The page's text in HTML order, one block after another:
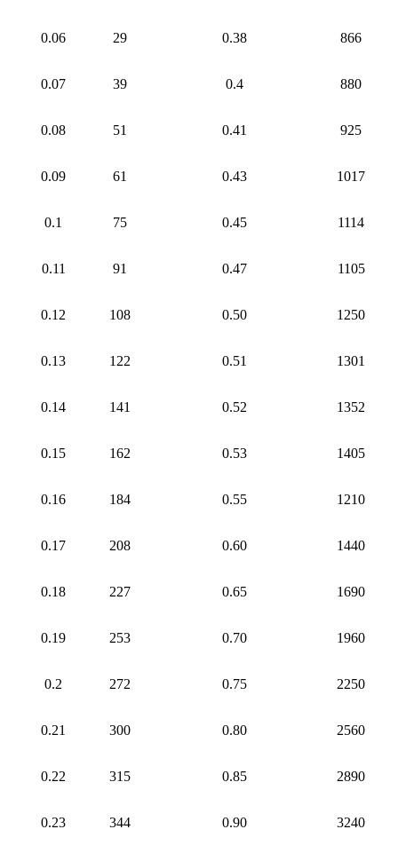
0.06 29 0.38 866
0.07 39 0.4 880
0.08 51 0.41 925
0.09 61 0.43 1017
0.1 75 0.45 1114
0.11 91 0.47 1105
0.12 108 0.50 1250
0.13 122 0.51 1301
0.14 141 0.52 1352
0.15 162 0.53 1405
0.16 184 0.55 1210
0.17 208 0.60 1440
0.18 227 0.65 1690
0.19 253 0.70 1960
0.2 272 0.75 2250
0.21 300 0.80 2560
0.22 315 0.85 2890
0.23 344 0.90 3240